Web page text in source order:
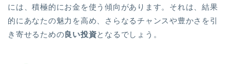
には、積極的にお金を使う傾向があります。それは、結果
的にあなたの魅力を高め、さらなるチャンスや豊かさを引
き寄せるための良い投資となるでしょう。